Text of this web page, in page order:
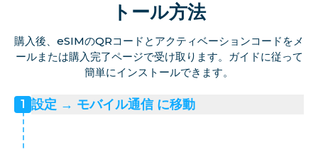
トール方法
購入後、eSIMのQRコードとアクティベーションコードをメ
ールまたは購入完了ページで受け取ります。ガイドに従って
簡単にインストールできます。
1 設定 → モバイル通信 に移動